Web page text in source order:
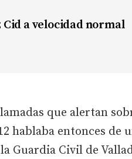
Cid a velocidad normal
que alertan
hablaba entonces de
Guardia Civil de